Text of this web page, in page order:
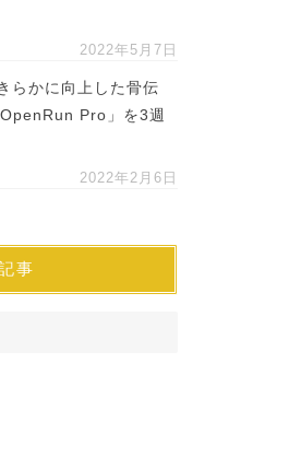
2022年5月7日
らかに向上した骨伝
Pro」を3週
2022年2月6日
事